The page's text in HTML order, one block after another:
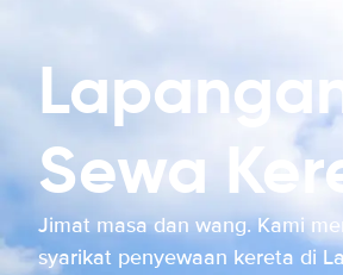
Sewa
Jimat masa dan wang. Kami
syarikat penyewaan kereta di